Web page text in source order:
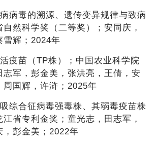
病毒的溯源、遗传变异规律与致病
然科学奖（二等奖）；安同庆，
雪辉；2024年
疫苗（TP株）；中国农业科学院
志军，彭金美，张洪亮，王倩，安
周国辉，许浒；2025年
综合征病毒强毒株、其弱毒疫苗株
省专利金奖；童光志，田志军，
，彭金美；2022年